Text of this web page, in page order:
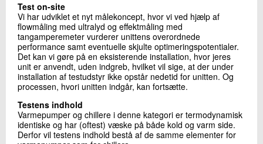
Test on-site
Vi har udviklet et nyt målekoncept, hvor vi ved hjælp af
flowmåling med ultralyd og effektmåling med
tangamperemeter vurderer unittens overordnede
performance samt eventuelle skjulte optimeringspotentialer.
Det kan vi gøre på en eksisterende installation, hvor jeres
unit er anvendt, uden indgreb, hvilket vil sige, at der under
installation af testudstyr ikke opstår nedetid for unitten. Og
processen, hvori unitten indgår, kan fortsætte.
Testens indhold
Varmepumper og chillere i denne kategori er termodynamisk
identiske og har (oftest) væske på både kold og varm side.
Derfor vil testens indhold bestå af de samme elementer for